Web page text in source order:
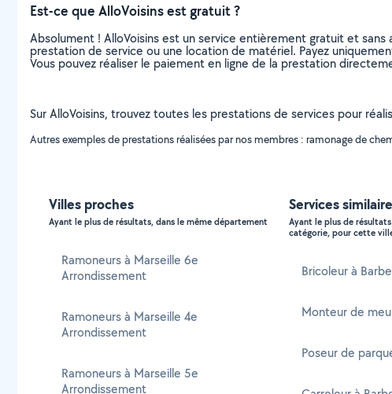
Est-ce que AlloVoisins est gratuit ?
Absolument ! AlloVoisins est un service entièrement gratuit et
prestation de service ou une location de matériel. Payez
Vous pouvez réaliser le paiement en ligne de la prestation
Sur AlloVoisins, trouvez toutes les prestations de services pour
Autres exemples de prestations réalisées par nos membres : ramonage de
Villes proches
Ayant le plus de résultats, dans le même département
Ramoneurs à Marseille 6e
Arrondissement
Ramoneurs à Marseille 4e
Arrondissement
Ramoneurs à Marseille 5e
Arrondissement
Services
Ayant le plus de
catégorie, pour cette
Bricoleur à
Monteur de
Poseur de